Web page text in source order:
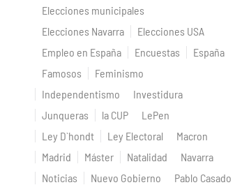
Elecciones municipales
Elecciones Navarra
Elecciones USA
Empleo en España
Encuestas
España
Famosos
Feminismo
Independentismo
Investidura
Junqueras
la CUP
LePen
Ley D`hondt
Ley Electoral
Macron
Madrid
Máster Natalidad
Navarra
Noticias
Nuevo Gobierno
Pablo Casado